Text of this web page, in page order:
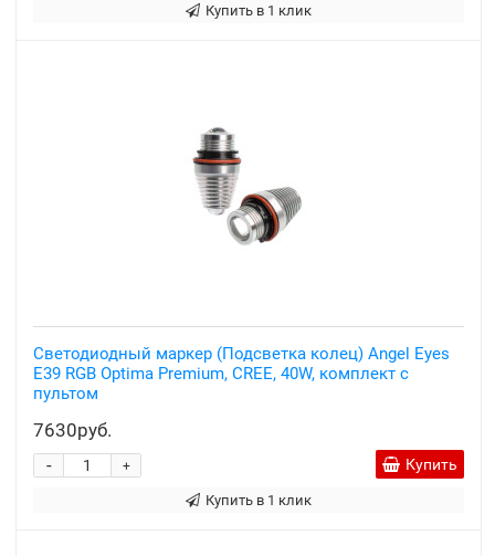
Купить в 1 клик
Светодиодный маркер (Подсветка колец) Angel Eyes
E39 RGB Optima Premium, CREE, 40W, комплект с
пультом
7630руб.
+
- Купить
Купить в 1 клик